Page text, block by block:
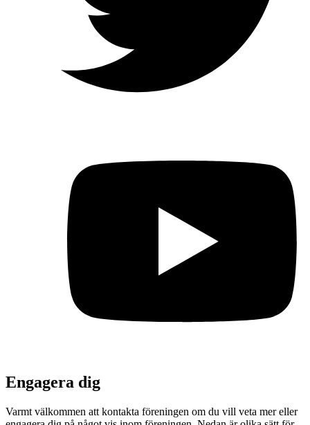
Engagera dig
Varmt välkommen att kontakta föreningen om du vill veta mer eller